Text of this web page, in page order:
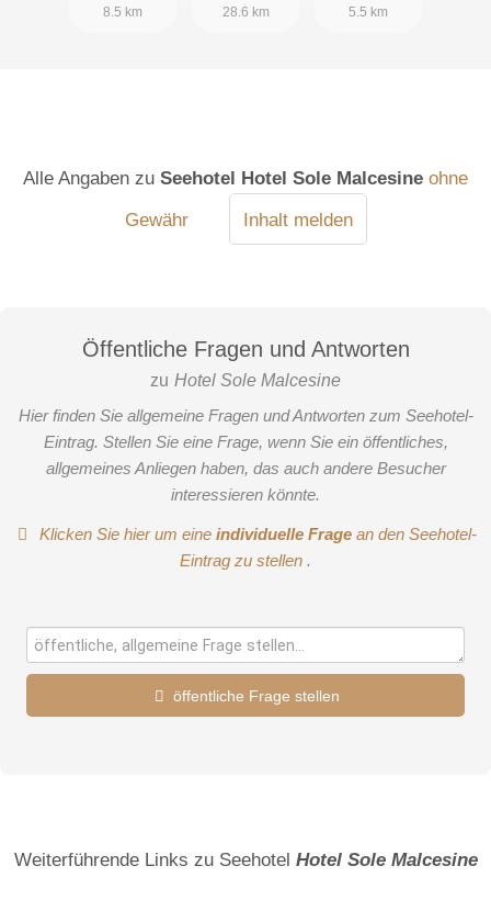
8.5 km 28.6 km 5.5 km
Alle Angaben zuSeehotel Hotel Sole Malcesine ohne
Gewähr
Inhalt melden
Öffentliche Fragen und Antworten
zu Hotel Sole Malcesine
Hier finden Sie allgemeine Fragen und Antworten zum Seehotel-
Eintrag. Stellen Sie eine Frage, wenn Sie ein öffentliches,
allgemeines Anliegen haben, das auch andere Besucher
interessieren könnte.
Klicken Sie hier um eineindividuelle Frage an den Seehotel-
Eintrag zu stellen .
öffentliche Frage stellen
Weiterführende Links zu Seehotel Hotel Sole Malcesine